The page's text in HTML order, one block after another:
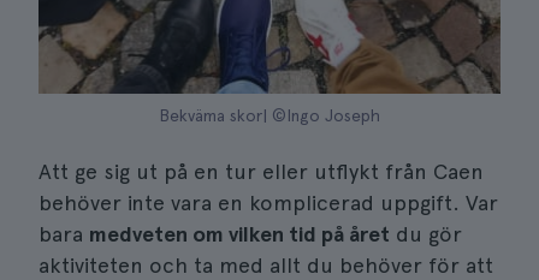
Bekväma skor| ©Ingo Joseph
Att ge sig ut på en tur eller utflykt från Caen
behöver inte vara en komplicerad uppgift. Var
bara medveten om vilken tid på året du gör
aktiviteten och ta med allt du behöver för att